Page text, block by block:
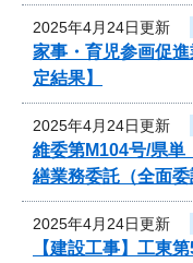
2025年4月24日更新
家事・育児参画促
定結果】
2025年4月24日更新
維委第M104号/県
繕業務委託（全面
2025年4月24日更新
【建設工事】工東